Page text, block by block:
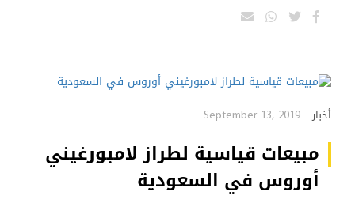
أخبار September 13, 2019
مبيعات قياسية لطراز لامبورغيني
أوروس في السعودية